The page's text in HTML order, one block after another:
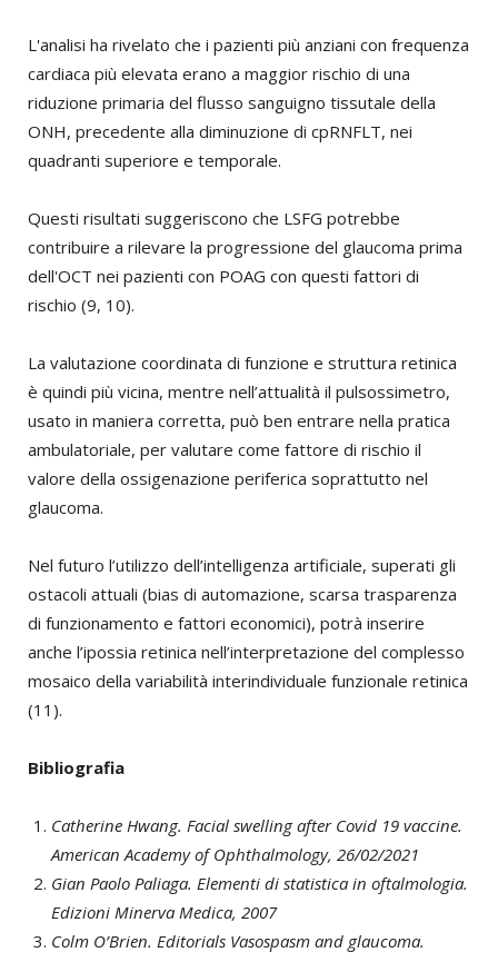
L'analisi ha rivelato che i pazienti più anziani con frequenza
cardiaca più elevata erano a maggior rischio di una
riduzione primaria del flusso sanguigno tissutale della
ONH, precedente alla diminuzione di cpRNFLT, nei
quadranti superiore e temporale.
Questi risultati suggeriscono che LSFG potrebbe
contribuire a rilevare la progressione del glaucoma prima
dell'OCT nei pazienti con POAG con questi fattori di
rischio (9, 10).
La valutazione coordinata di funzione e struttura retinica
è quindi più vicina, mentre nell’attualità il pulsossimetro,
usato in maniera corretta, può ben entrare nella pratica
ambulatoriale, per valutare come fattore di rischio il
valore della ossigenazione periferica soprattutto nel
glaucoma.
Nel futuro l’utilizzo dell’intelligenza artificiale, superati gli
ostacoli attuali (bias di automazione, scarsa trasparenza
di funzionamento e fattori economici), potrà inserire
anche l’ipossia retinica nell’interpretazione del complesso
mosaico della variabilità interindividuale funzionale retinica
(11).
Bibliografia
Catherine Hwang. Facial swelling after Covid 19 vaccine.
American Academy of Ophthalmology, 26/02/2021
Gian Paolo Paliaga. Elementi di statistica in oftalmologia.
Edizioni Minerva Medica, 2007
Colm O’Brien. Editorials Vasospasm and glaucoma.